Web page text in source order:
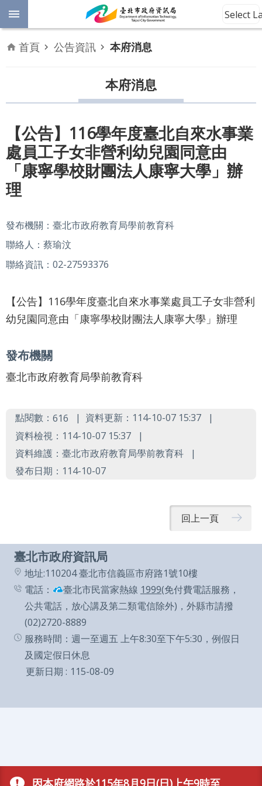
跳到主要內容區塊
因本府網路於115年8月9日(日)上午9時至
進
料
數
平
權
公
資
訊
業
訊
訊
公
開
於
資
訊
局
覽
English
陳
問
Select
首頁 公告資訊 本府消息
本府消息
【公告】116學年度臺北自來水事業
處員工子女非營利幼兒園同意由
「康寧學校財團法人康寧大學」辦
理
發布機關：臺北市政府教育局學前教育科
聯絡人：蔡瑜汶
聯絡資訊：02-27593376
【公告】116學年度臺北自來水事業處員工子女非營利
幼兒園同意由「康寧學校財團法人康寧大學」辦理
發布機關
臺北市政府教育局學前教育科
點閱數： 616
資料更新：114-10-07 15:37
資料檢視：114-10-07 15:37
資料維護：臺北市政府教育局學前教育科
發布日期：114-10-07
回上一頁
臺北市政府資訊局
地址:110204 臺北市信義區市府路1號10樓
電話：
臺北市民當家熱線 1999(免付費電話服務，
公共電話，放心講及第二類電信除外)，外縣市請撥
(02)2720-8889
服務時間：週一至週五 上午8:30至下午5:30，例假日
及國定假日休息
更新日期
115-08-09